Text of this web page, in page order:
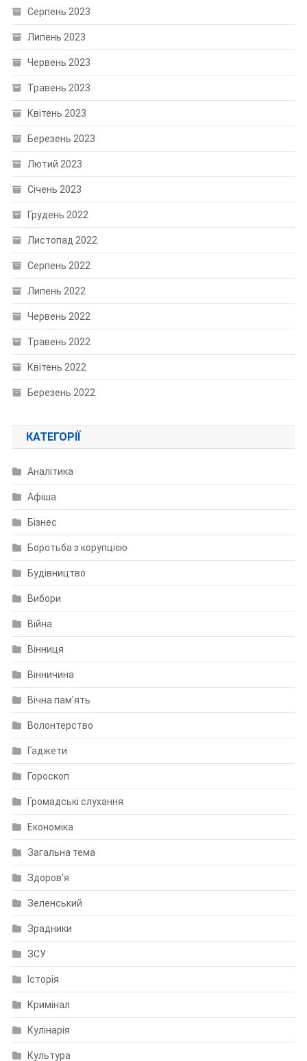
Серпень 2023
Липень 2023
Червень 2023
Травень 2023
Квітень 2023
Березень 2023
Лютий 2023
Січень 2023
Грудень 2022
Листопад 2022
Серпень 2022
Липень 2022
Червень 2022
Травень 2022
Квітень 2022
Березень 2022
КАТЕГОРІЇ
Аналітика
Афіша
Бізнес
Боротьба з корупцією
Будівництво
Вибори
Війна
Вінниця
Вінничина
Вічна пам'ять
Волонтерство
Гаджети
Гороскоп
Громадські слухання
Економіка
Загальна тема
Здоров'я
Зеленський
Зрадники
ЗСУ
Історія
Кримінал
Кулінарія
Культура